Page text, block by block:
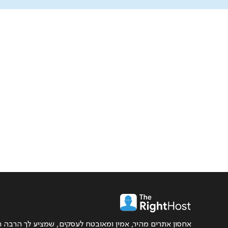
אחסון אתרים מהיר, אמין ומאובטח לעסקים, שמציע לך הרבה